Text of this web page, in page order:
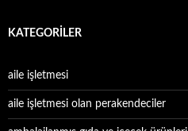
KATEGORILER
aile işletmesi
aile işletmesi olan perakendeciler